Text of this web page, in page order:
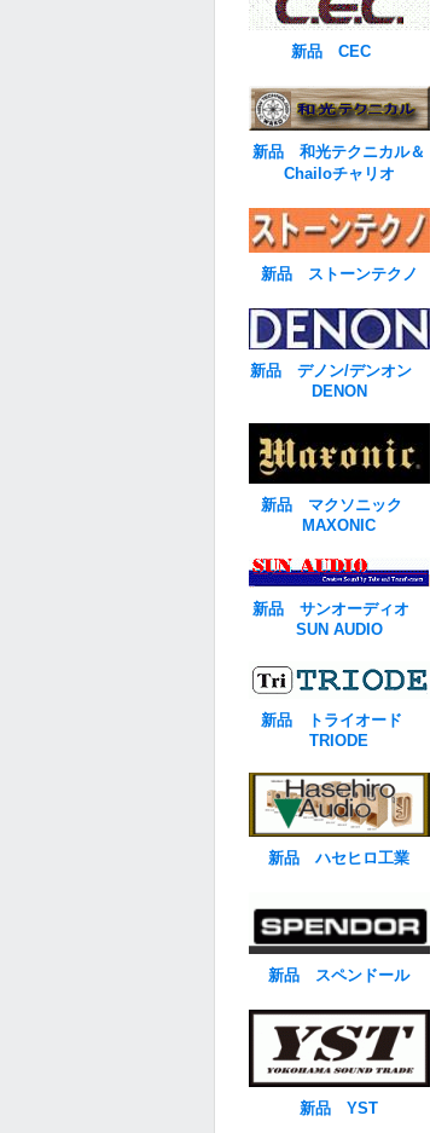
新品 CEC
新品 和光テクニカル＆
Chailoチャリオ
新品 ストーンテクノ
新品 デノン/デンオン
DENON
新品 マクソニック
MAXONIC
新品 サンオーディオ
SUN AUDIO
新品 トライオード
TRIODE
新品 ハセヒロ工業
新品 スペンドール
新品 YST